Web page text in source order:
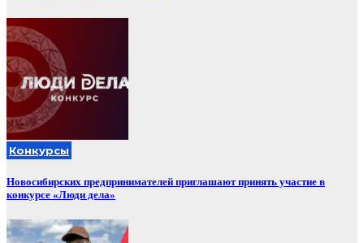
Конкурсы
Новосибирских предпринимателей приглашают принять участие в
конкурсе «Люди дела»